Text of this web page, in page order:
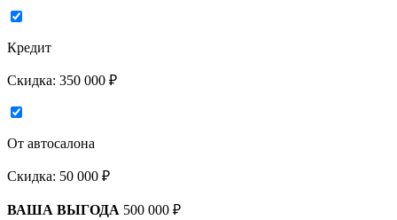
Кредит
Скидка: 350 000 ₽
От автосалона
Скидка: 50 000 ₽
ВАША ВЫГОДА 500 000 ₽